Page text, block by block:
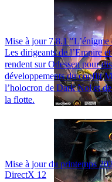
Mise à jour 7.8.1
Les dirigeants de l’Empire
rendent sur Odessen pour
développements du conflit
l’holocron de Dark Nol et
la flotte.
Mise à jour du printemps
DirectX 12